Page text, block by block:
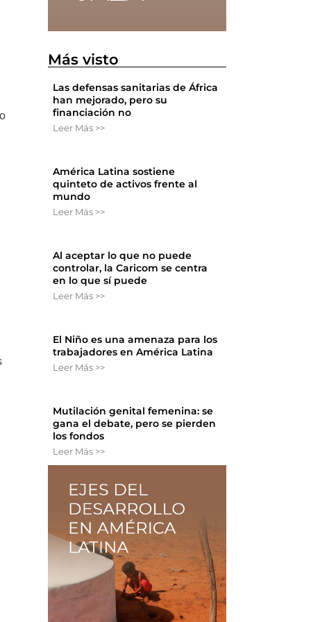
Más visto
Las defensas sanitarias de África
han mejorado, pero su
financiación no
Leer Más >>
América Latina sostiene
quinteto de activos frente al
mundo
Leer Más >>
Al aceptar lo que no puede
controlar, la Caricom se centra
en lo que sí puede
Leer Más >>
El Niño es una amenaza para los
trabajadores en América Latina
Leer Más >>
Mutilación genital femenina: se
gana el debate, pero se pierden
los fondos
Leer Más >>